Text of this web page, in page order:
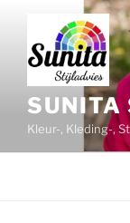
SUNITA
Kleur-, Kleding-,